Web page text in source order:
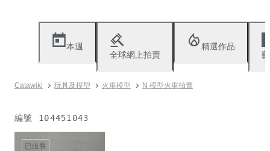
本週
全球網上拍賣
精選作品
Catawiki 玩具及模型 火車模型 N 模型火車拍賣
編號 104451043
已出售